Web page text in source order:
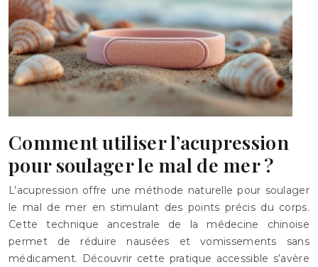
Comment utiliser l’acupression
pour soulager le mal de mer ?
L’acupression offre une méthode naturelle pour soulager
le mal de mer en stimulant des points précis du corps.
Cette technique ancestrale de la médecine chinoise
permet de réduire nausées et vomissements sans
médicament. Découvrir cette pratique accessible s’avère